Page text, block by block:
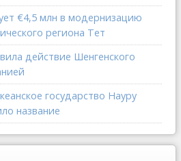
€4,5 млн в модернизацию
региона Тет
действие Шенгенского
государство Науру
название